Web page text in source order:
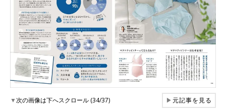
▼次の画像は下へスクロール (34/37) ▶元記事を見る